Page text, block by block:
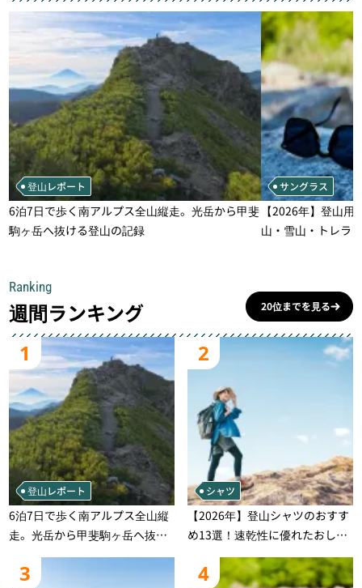
登山レポート
6泊7日で歩く南アルプス全山縦走。光岳から甲斐
駒ヶ岳へ抜ける登山の記録
サングラス
【2026年】登山
山・雪山・トレラ
Ranking
週間ランキング 20位までを見る
1
登山レポート
6泊7日で歩く南アルプス全山縦
走。光岳から甲斐駒ヶ岳へ抜け
る登山の記録
2
シャツ
【2026年】登山シャツのおすす
め13選！速乾性に優れたおしゃ
れなモデルを徹底紹介！
3 4